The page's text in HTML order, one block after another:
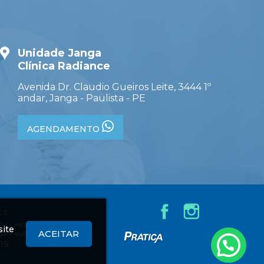
Unidade Janga
Clínica Radiance
Avenida Dr. Claudio Gueiros Leite, 3444 1º
andar, Janga - Paulista - PE
AGENDAMENTO
Gueiros Leite,
Paulista - PE
Criação
ACEITAR